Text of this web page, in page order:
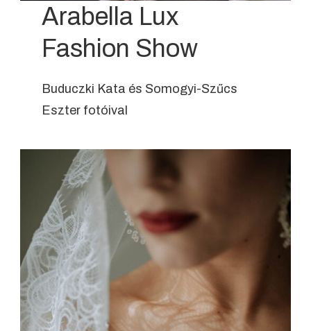
Arabella Lux
Fashion Show
Buduczki Kata és Somogyi-Szűcs
Eszter fotóival